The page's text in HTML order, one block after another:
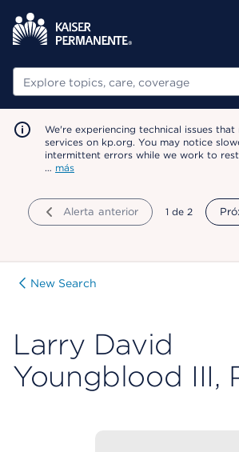
Buscar
We're experiencing technical issues
services on kp.org. You may notice
intermittent errors while we work to
… más
Alerta anterior mostrando
1 de 2
New Search
Larry David
Youngblood III,